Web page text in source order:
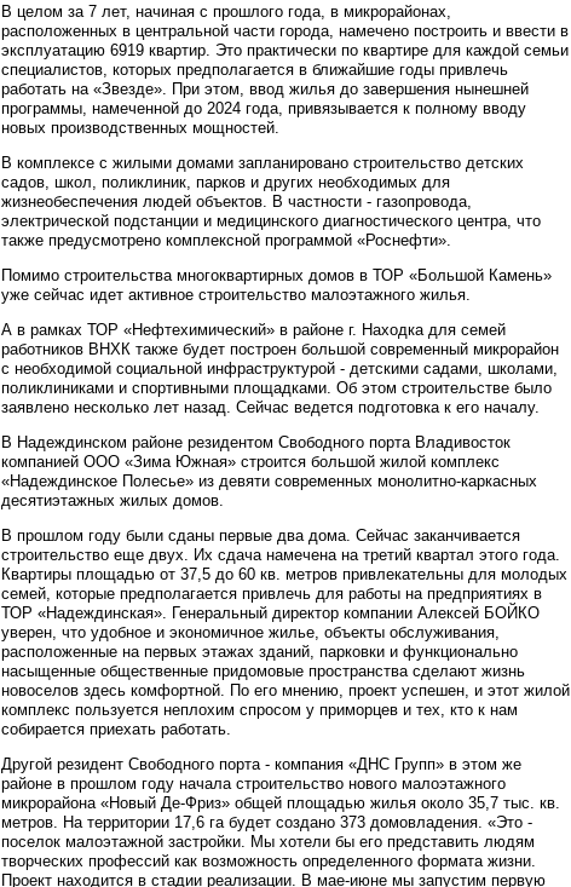
В целом за 7 лет, начиная с прошлого года, в микрорайонах,
расположенных в центральной части города, намечено построить и ввести в
эксплуатацию 6919 квартир. Это практически по квартире для каждой семьи
специалистов, которых предполагается в ближайшие годы привлечь
работать на «Звезде». При этом, ввод жилья до завершения нынешней
программы, намеченной до 2024 года, привязывается к полному вводу
новых производственных мощностей.
В комплексе с жилыми домами запланировано строительство детских
садов, школ, поликлиник, парков и других необходимых для
жизнеобеспечения людей объектов. В частности - газопровода,
электрической подстанции и медицинского диагностического центра, что
также предусмотрено комплексной программой «Роснефти».
Помимо строительства многоквартирных домов в ТОР «Большой Камень»
уже сейчас идет активное строительство малоэтажного жилья.
А в рамках ТОР «Нефтехимический» в районе г. Находка для семей
работников ВНХК также будет построен большой современный микрорайон
с необходимой социальной инфраструктурой - детскими садами, школами,
поликлиниками и спортивными площадками. Об этом строительстве было
заявлено несколько лет назад. Сейчас ведется подготовка к его началу.
В Надеждинском районе резидентом Свободного порта Владивосток
компанией ООО «Зима Южная» строится большой жилой комплекс
«Надеждинское Полесье» из девяти современных монолитно-каркасных
десятиэтажных жилых домов.
В прошлом году были сданы первые два дома. Сейчас заканчивается
строительство еще двух. Их сдача намечена на третий квартал этого года.
Квартиры площадью от 37,5 до 60 кв. метров привлекательны для молодых
семей, которые предполагается привлечь для работы на предприятиях в
ТОР «Надеждинская». Генеральный директор компании Алексей БОЙКО
уверен, что удобное и экономичное жилье, объекты обслуживания,
расположенные на первых этажах зданий, парковки и функционально
насыщенные общественные придомовые пространства сделают жизнь
новоселов здесь комфортной. По его мнению, проект успешен, и этот жилой
комплекс пользуется неплохим спросом у приморцев и тех, кто к нам
собирается приехать работать.
Другой резидент Свободного порта - компания «ДНС Групп» в этом же
районе в прошлом году начала строительство нового малоэтажного
микрорайона «Новый Де-Фриз» общей площадью жилья около 35,7 тыс. кв.
метров. На территории 17,6 га будет создано 373 домовладения. «Это -
поселок малоэтажной застройки. Мы хотели бы его представить людям
творческих профессий как возможность определенного формата жизни.
Проект находится в стадии реализации. В мае-июне мы запустим первую